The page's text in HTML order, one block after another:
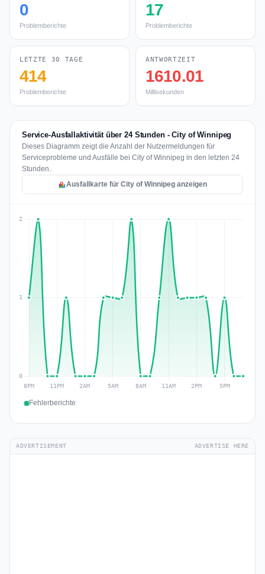
0
Problemberichte
17
Problemberichte
LETZTE 30 TAGE
414
Problemberichte
ANTWORTZEIT
1610.01
Millisekunden
Service-Ausfallaktivität über 24 Stunden - City of Winnipeg
Dieses Diagramm zeigt die Anzahl der Nutzermeldungen für
Serviceprobleme und Ausfälle bei City of Winnipeg in den letzten 24
Stunden.
Ausfallkarte für City of Winnipeg anzeigen
Fehlerberichte
ADVERTISEMENT ADVERTISE HERE